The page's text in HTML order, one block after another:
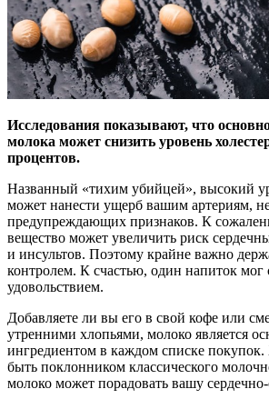
Исследования показывают, что
молока может снизить уровень
процентов.
Названный «тихим убийцей», высокий
может нанести ущерб вашим артериям,
предупреждающих признаков. К
вещество может увеличить риск
и инсультов. Поэтому крайне важно
контролем. К счастью, один напиток мог
удовольствием.
Добавляете ли вы его в свой кофе или
утренними хлопьями, молоко является
ингредиентом в каждом списке
быть поклонником классического
молоко может порадовать вашу